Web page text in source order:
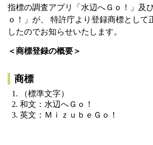
指標の調査アプリ「水辺へＧｏ！」及
ｏ！」が、 特許庁より登録商標として
したのでお知らせいたします。
＜商標登録の概要＞
商標
（標準文字）
和文：水辺へＧｏ！
英文：ＭｉｚｕｂｅＧｏ！